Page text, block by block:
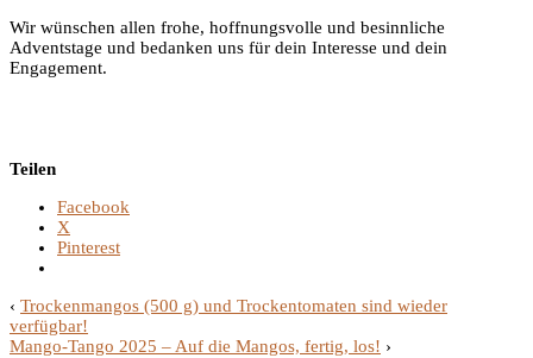
Wir wünschen allen frohe, hoffnungsvolle und besinnliche
Adventstage und bedanken uns für dein Interesse und dein
Engagement.
Teilen
Facebook
X
Pinterest
‹ Trockenmangos (500 g) und Trockentomaten sind wieder
verfügbar!
Mango-Tango 2025 – Auf die Mangos, fertig, los! ›